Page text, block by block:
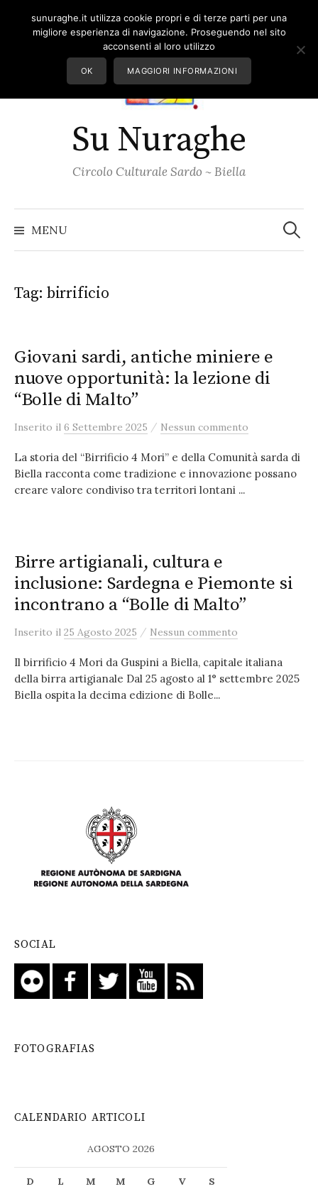
Su Nuraghe
Circolo Culturale Sardo ~ Biella
MENU per:
Tag: birrificio
Giovani sardi, antiche miniere e
nuove opportunità: la lezione di
“Bolle di Malto”
Inserito il 6 Settembre 2025 / Nessun commento
La storia del “Birrificio 4 Mori” e della Comunità sarda di
Biella racconta come tradizione e innovazione possano
creare valore condiviso tra territori lontani ...
Birre artigianali, cultura e
inclusione: Sardegna e Piemonte si
incontrano a “Bolle di Malto”
Inserito il 25 Agosto 2025 / Nessun commento
Il birrificio 4 Mori da Guspini a Biella, capitale italiana
della birra artigianale Dal 25 agosto al 1° settembre 2025
Biella ospita la decima edizione di Bolle...
SOCIAL
FOTOGRAFIAS
CALENDARIO ARTICOLI
AGOSTO 2026
D L M M G V S
sunuraghe.it utilizza cookie propri e di terze parti per una
migliore esperienza di navigazione. Proseguendo nel sito
acconsenti al loro utilizzo
OK MAGGIORI INFORMAZIONI